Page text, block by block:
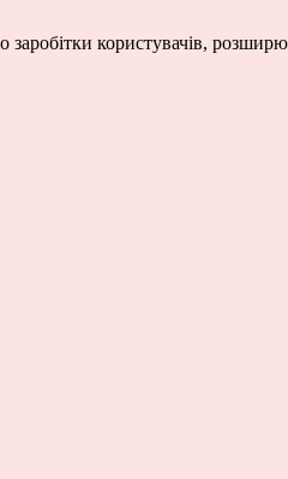
користувачів,